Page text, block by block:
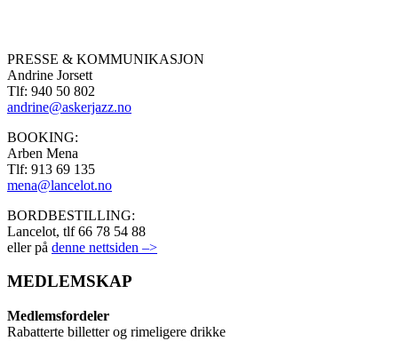
PRESSE & KOMMUNIKASJON
Andrine Jorsett
Tlf: 940 50 802
andrine@askerjazz.no
BOOKING:
Arben Mena
Tlf: 913 69 135
mena@lancelot.no
BORDBESTILLING:
Lancelot, tlf 66 78 54 88
eller på denne nettsiden –>
MEDLEMSKAP
Medlemsfordeler
Rabatterte billetter og rimeligere drikke